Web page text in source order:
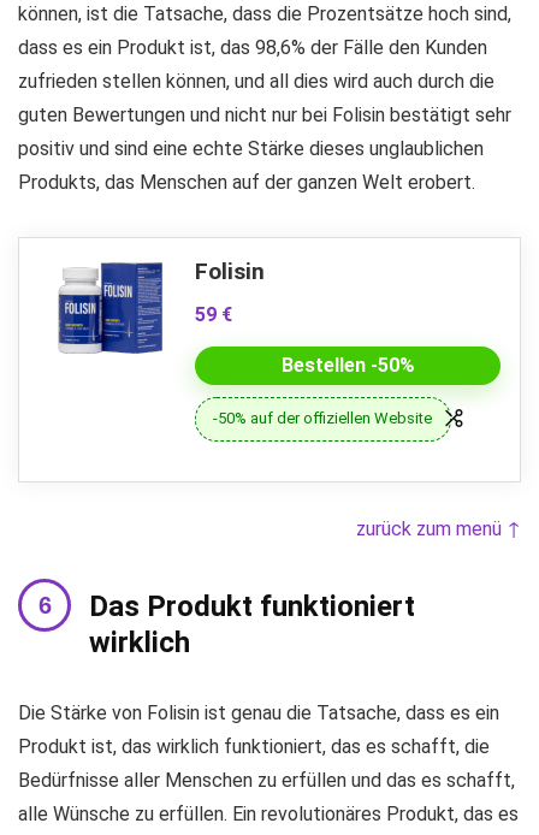
können, ist die Tatsache, dass die Prozentsätze hoch sind,
dass es ein Produkt ist, das 98,6% der Fälle den Kunden
zufrieden stellen können, und all dies wird auch durch die
guten Bewertungen und nicht nur bei Folisin bestätigt sehr
positiv und sind eine echte Stärke dieses unglaublichen
Produkts, das Menschen auf der ganzen Welt erobert.
Folisin
59 €
Bestellen -50%
-50% auf der offiziellen Website
zurück zum menü ↑
Das Produkt funktioniert
wirklich
Die Stärke von Folisin ist genau die Tatsache, dass es ein
Produkt ist, das wirklich funktioniert, das es schafft, die
Bedürfnisse aller Menschen zu erfüllen und das es schafft,
alle Wünsche zu erfüllen. Ein revolutionäres Produkt, das es